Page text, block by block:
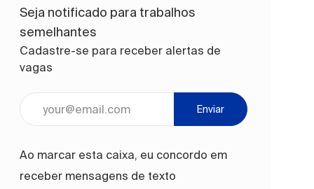
Seja notificado para trabalhos
semelhantes
Cadastre-se para receber alertas de
vagas
Ao marcar esta caixa, eu concordo em
receber mensagens de texto
Enviar